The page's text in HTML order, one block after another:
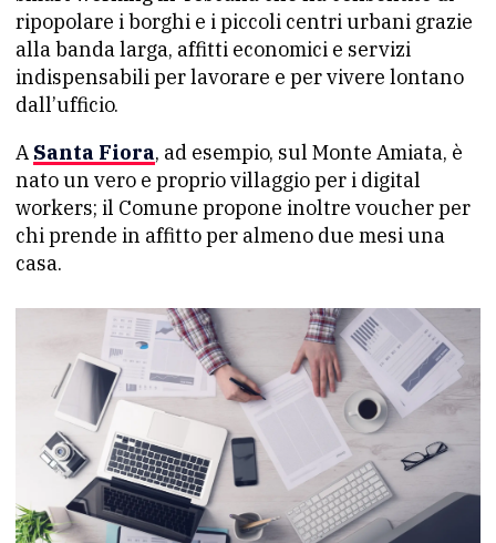
ripopolare i borghi e i piccoli centri urbani grazie
alla banda larga, affitti economici e servizi
indispensabili per lavorare e per vivere lontano
dall’ufficio.
A Santa Fiora, ad esempio, sul Monte Amiata, è
nato un vero e proprio villaggio per i digital
workers; il Comune propone inoltre voucher per
chi prende in affitto per almeno due mesi una
casa.